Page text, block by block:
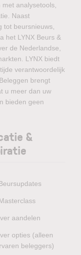
analysetools,
Naast
tot beursnieuws,
het LYNX Beurs &
de Nederlandse,
LYNX biedt
verantwoordelijk
brengt
u meer dan uw
bieden geen
&
aandelen
opties (alleen
beleggers)